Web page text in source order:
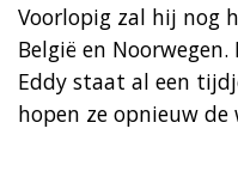
Voorlopig zal hij nog
België en
Eddy staat al een
hopen ze opnieuw